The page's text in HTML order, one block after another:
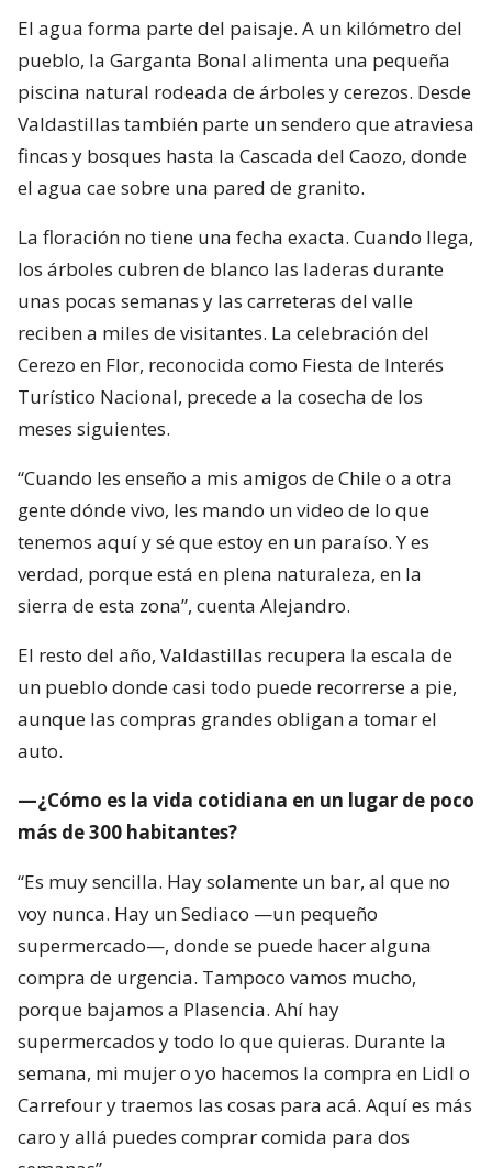
El agua forma parte del paisaje. A un kilómetro del
pueblo, la Garganta Bonal alimenta una pequeña
piscina natural rodeada de árboles y cerezos. Desde
Valdastillas también parte un sendero que atraviesa
fincas y bosques hasta la Cascada del Caozo, donde
el agua cae sobre una pared de granito.
La floración no tiene una fecha exacta. Cuando llega,
los árboles cubren de blanco las laderas durante
unas pocas semanas y las carreteras del valle
reciben a miles de visitantes. La celebración del
Cerezo en Flor, reconocida como Fiesta de Interés
Turístico Nacional, precede a la cosecha de los
meses siguientes.
“Cuando les enseño a mis amigos de Chile o a otra
gente dónde vivo, les mando un video de lo que
tenemos aquí y sé que estoy en un paraíso. Y es
verdad, porque está en plena naturaleza, en la
sierra de esta zona”, cuenta Alejandro.
El resto del año, Valdastillas recupera la escala de
un pueblo donde casi todo puede recorrerse a pie,
aunque las compras grandes obligan a tomar el
auto.
—¿Cómo es la vida cotidiana en un lugar de poco
más de 300 habitantes?
“Es muy sencilla. Hay solamente un bar, al que no
voy nunca. Hay un Sediaco —un pequeño
supermercado—, donde se puede hacer alguna
compra de urgencia. Tampoco vamos mucho,
porque bajamos a Plasencia. Ahí hay
supermercados y todo lo que quieras. Durante la
semana, mi mujer o yo hacemos la compra en Lidl o
Carrefour y traemos las cosas para acá. Aquí es más
caro y allá puedes comprar comida para dos